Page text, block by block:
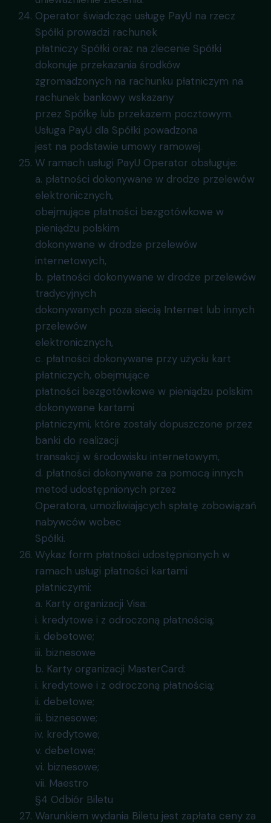
Operator świadcząc usługę PayU na rzecz
Spółki prowadzi rachunek
płatniczy Spółki oraz na zlecenie Spółki
dokonuje przekazania środków
zgromadzonych na rachunku płatniczym na
rachunek bankowy wskazany
przez Spółkę lub przekazem pocztowym.
Usługa PayU dla Spółki powadzona
jest na podstawie umowy ramowej.
W ramach usługi PayU Operator obsługuje:
a. płatności dokonywane w drodze przelewów
elektronicznych,
obejmujące płatności bezgotówkowe w
pieniądzu polskim
dokonywane w drodze przelewów
internetowych,
b. płatności dokonywane w drodze przelewów
tradycyjnych
dokonywanych poza siecią Internet lub innych
przelewów
elektronicznych,
c. płatności dokonywane przy użyciu kart
płatniczych, obejmujące
płatności bezgotówkowe w pieniądzu polskim
dokonywane kartami
płatniczymi, które zostały dopuszczone przez
banki do realizacji
transakcji w środowisku internetowym,
d. płatności dokonywane za pomocą innych
metod udostępnionych przez
Operatora, umożliwiających spłatę zobowiązań
nabywców wobec
Spółki.
Wykaz form płatności udostępnionych w
ramach usługi płatności kartami
płatniczymi:
a. Karty organizacji Visa:
i. kredytowe i z odroczoną płatnością;
ii. debetowe;
iii. biznesowe
b. Karty organizacji MasterCard:
i. kredytowe i z odroczoną płatnością;
ii. debetowe;
iii. biznesowe;
iv. kredytowe;
v. debetowe;
vi. biznesowe;
vii. Maestro
§4 Odbiór Biletu
Warunkiem wydania Biletu jest zapłata ceny za